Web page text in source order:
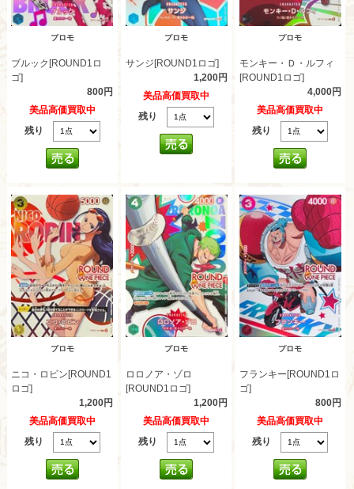
プロモ
ブルック[ROUND1ロ
ゴ]
800円
美品高価買取中
残り
プロモ
サンジ[ROUND1ロゴ]
1,200円
美品高価買取中
残り
プロモ
モンキー・Ｄ・ルフィ
[ROUND1ロゴ]
4,000円
美品高価買取中
残り
プロモ
ニコ・ロビン[ROUND1
ロゴ]
1,200円
美品高価買取中
残り
プロモ
ロロノア・ゾロ
[ROUND1ロゴ]
1,200円
美品高価買取中
残り
プロモ
フランキー[ROUND1ロ
ゴ]
800円
美品高価買取中
残り